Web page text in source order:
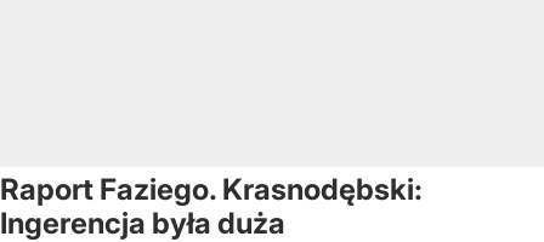
Raport Faziego. Krasnodębski:
Ingerencja była duża